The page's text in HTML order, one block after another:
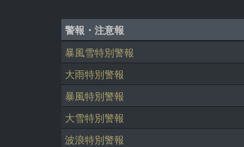
警報・注意報
暴風雪特別警報
大雨特別警報
暴風特別警報
大雪特別警報
波浪特別警報